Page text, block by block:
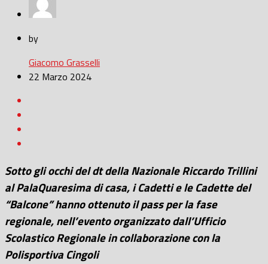
by
Giacomo Grasselli
22 Marzo 2024
Sotto gli occhi del dt della Nazionale Riccardo Trillini
al PalaQuaresima di casa, i Cadetti e le Cadette del
“Balcone” hanno ottenuto il pass per la fase
regionale, nell’evento organizzato dall’Ufficio
Scolastico Regionale in collaborazione con la
Polisportiva Cingoli